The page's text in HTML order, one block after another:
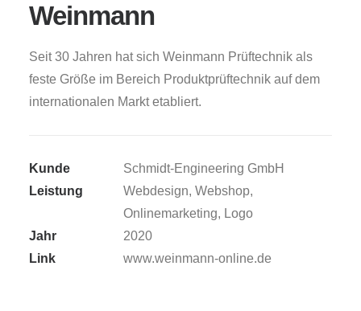
Weinmann
Seit 30 Jahren hat sich Weinmann Prüftechnik als
feste Größe im Bereich Produktprüftechnik auf dem
internationalen Markt etabliert.
Kunde
Schmidt-Engineering GmbH
Leistung
Webdesign, Webshop,
Onlinemarketing, Logo
Jahr
2020
Link
www.weinmann-online.de